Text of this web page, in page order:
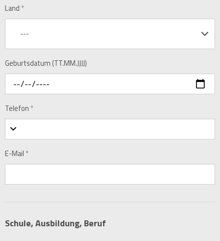
Land *
---
Geburtsdatum (TT.MM.JJJJ)
Telefon *
E-Mail *
Schule, Ausbildung, Beruf